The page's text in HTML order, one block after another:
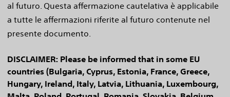
al futuro. Questa affermazione cautelativa è applicabile
a tutte le affermazioni riferite al futuro contenute nel
presente documento.
DISCLAIMER: Please be informed that in some EU
countries (Bulgaria, Cyprus, Estonia, France, Greece,
Hungary, Ireland, Italy, Latvia, Lithuania, Luxembourg,